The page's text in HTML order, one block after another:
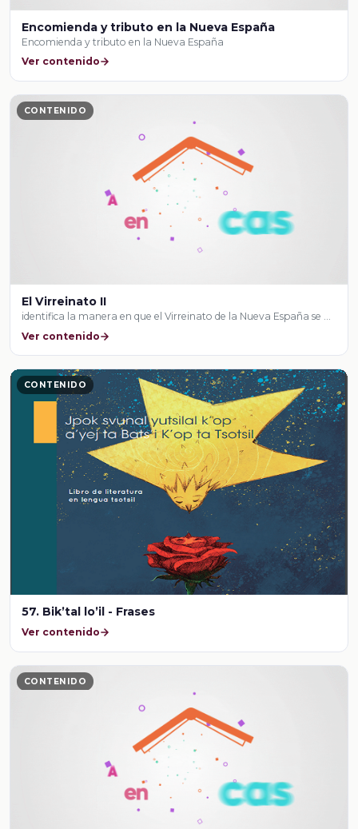
Encomienda y tributo en la Nueva España
Encomienda y tributo en la Nueva España
Ver contenido
CONTENIDO
El Virreinato II
identifica la manera en que el Virreinato de la Nueva España se …
Ver contenido
CONTENIDO
57. Bik’tal lo’il - Frases
Ver contenido
CONTENIDO